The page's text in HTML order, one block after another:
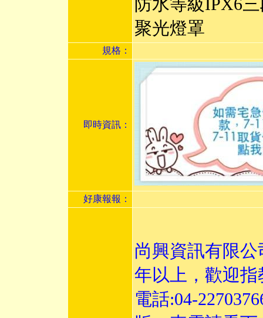
聚光燈罩
規格：
即時資訊：
好康報報：
尚興資訊有限
年以上，歡迎指
電話:04-